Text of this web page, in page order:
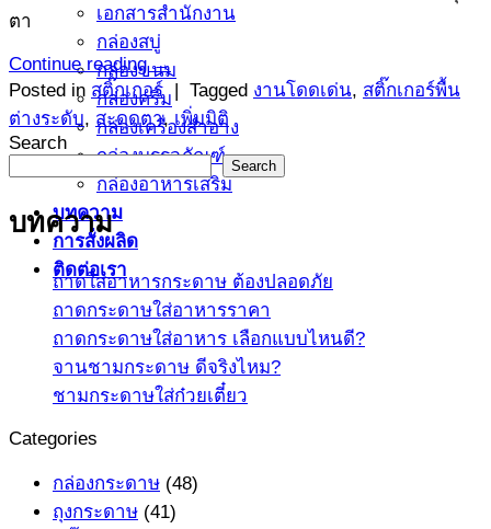
เอกสารสำนักงาน
กล่องสบู่
กล่องขนม
กล่องครีม
กล่องเครื่องสำอาง
กล่องบรรจุภัณฑ์
กล่องอาหารเสริม
บทความ
การสั่งผลิด
ติดต่อเรา
ตา
Continue reading→
Posted in สติ๊กเกอร์ | Tagged งานโดดเด่น, สติ๊กเกอร์พื้น
ต่างระดับ, สะดุดตา,เพิ่มมิติ
Search
Search
บทความ
ถาดใส่อาหารกระดาษ ต้องปลอดภัย
ถาดกระดาษใส่อาหารราคา
ถาดกระดาษใส่อาหาร เลือกแบบไหนดี?
จานชามกระดาษ ดีจริงไหม?
ชามกระดาษใส่ก๋วยเตี๋ยว
Categories
กล่องกระดาษ (48)
ถุงกระดาษ (41)